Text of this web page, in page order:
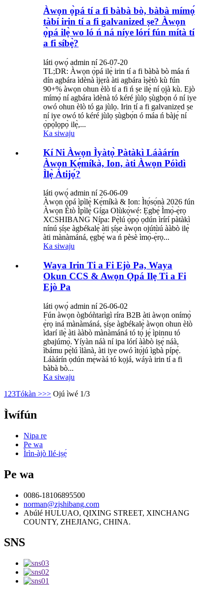
Àwọn ọ̀pá tí a fi bàbà bò, bàbà mímọ́
tàbí irin tí a fi galvanized ṣe? Àwọn
ọ̀pá ilẹ̀ wo ló ń ná níye lórí fún mítà tí
a fi síbẹ̀?
láti ọwọ́ admin ní 26-07-20
TL;DR: Àwọn ọ̀pá ilẹ̀ irin tí a fi bàbà bò máa ń
dín agbára ìdènà ìjẹrà àti agbára ìṣètò kù fún
90+% àwọn ohun èlò tí a fi ń ṣe ilẹ̀ ní ọjà kù. Ejò
mímọ́ ní agbára ìdènà tó kéré jùlọ ṣùgbọ́n ó ní iye
owó ohun èlò tó ga jùlọ. Irin tí a fi galvanized ṣe
ní iye owó tó kéré jùlọ ṣùgbọ́n ó máa ń bàjẹ́ ní
ọ̀pọ̀lọpọ̀ ilẹ̀,...
Ka siwaju
Kí Ni Àwọn Ìyàtọ̀ Pàtàkì Láàárín
Àwọn Kẹ́míkà, Ion, àti Àwọn Póìdì
Ìlẹ̀ Àtijọ́?
láti ọwọ́ admin ní 26-06-09
Àwọn ọ̀pá ìpìlẹ̀ Kẹ́míkà & Ion: Ìtọ́sọ́nà 2026 fún
Àwọn Ètò Ìpìlẹ̀ Gíga Olùkọ̀wé: Ẹgbẹ́ Ìmọ̀-ẹ̀rọ
XCSHIBANG Nípa: Pẹ̀lú ọ̀pọ̀ ọdún ìrírí pàtàkì
nínú ṣíṣe àgbékalẹ̀ àti ṣíṣe àwọn ojútùú ààbò ilẹ̀
àti mànàmáná, ẹgbẹ́ wa ń pèsè ìmọ̀-ẹ̀rọ...
Ka siwaju
Waya Irin Ti a Fi Ejò Pa, Waya
Okun CCS & Awọn Ọpá Ilẹ Ti a Fi
Ejò Pa
láti ọwọ́ admin ní 26-06-02
Fún àwọn ògbóǹtarìgì ríra B2B àti àwọn onímọ̀
ẹ̀rọ iná mànàmáná, ṣíṣe àgbékalẹ̀ àwọn ohun èlò
ìdarí ilẹ̀ àti ààbò mànàmáná tó tọ́ jẹ́ ìpinnu tó
gbajúmọ̀. Yíyàn náà ní ipa lórí ààbò iṣẹ́ náà,
ìbámu pẹ̀lú ìlànà, àti iye owó ìtọ́jú ìgbà pípẹ́.
Láàárín ọdún mẹ́wàá tó kọjá, wáyà irin tí a fi
bàbà bò...
Ka siwaju
1 23Tókàn >>> Ojú ìwé 1/3
Ìwífún
Nipa re
Pe wa
Ìrìn-àjò Ilé-iṣẹ́
Pe wa
0086-18106895500
norman@zjshibang.com
Abúlé HULUAO, QIXING STREET, XINCHANG
COUNTY, ZHEJIANG, CHINA.
SNS